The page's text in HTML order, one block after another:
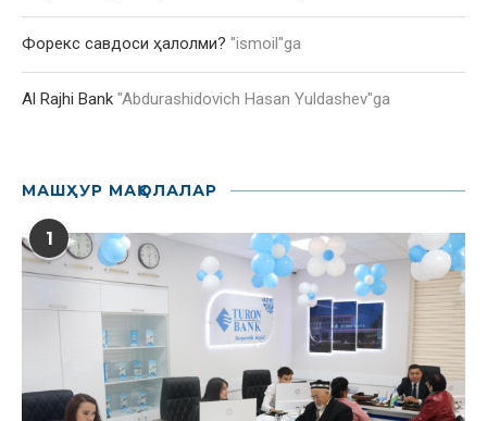
Форекс савдоси ҳалолми? "ismoil "ga
Al Rajhi Bank "Abdurashidovich Hasan Yuldashev"ga
МАШҲУР МАҚОЛАЛАР
1